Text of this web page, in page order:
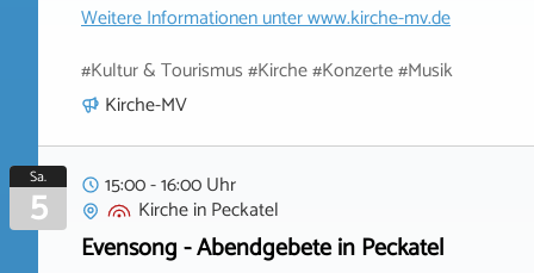
Weitere Informationen unterwww.kirche-mv.de
#Kultur & Tourismus #Kirche #Konzerte #Musik
Kirche-MV
Sa.
5
15:00 - 16:00 Uhr
KircheinPeckatel
Evensong - Abendgebete in Peckatel